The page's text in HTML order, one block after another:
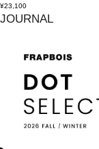
¥23,100
JOURNAL